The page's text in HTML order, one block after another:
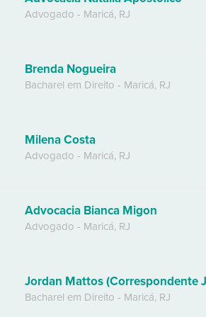
Advogado - Maricá, RJ
Brenda Nogueira
Bacharel em Direito - Maricá, RJ
Milena Costa
Advogado - Maricá, RJ
Advocacia Bianca Migon
Advogado - Maricá, RJ
Bacharel em Direito - Maricá, RJ